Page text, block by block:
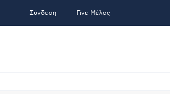
Σύνδεση Γίνε Μέλος